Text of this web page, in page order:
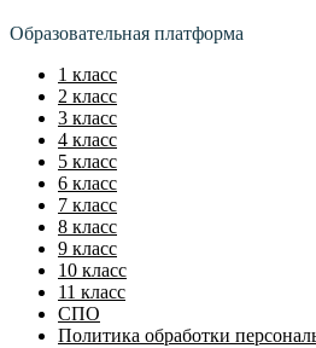
Образовательная платформа
1 класс
2 класс
3 класс
4 класс
5 класс
6 класс
7 класс
8 класс
9 класс
10 класс
11 класс
СПО
Политика обработки